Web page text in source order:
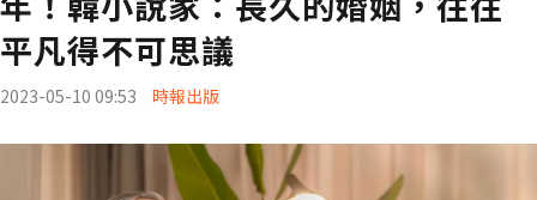
平凡得不可思議
2023-05-10 09:53 時報出版